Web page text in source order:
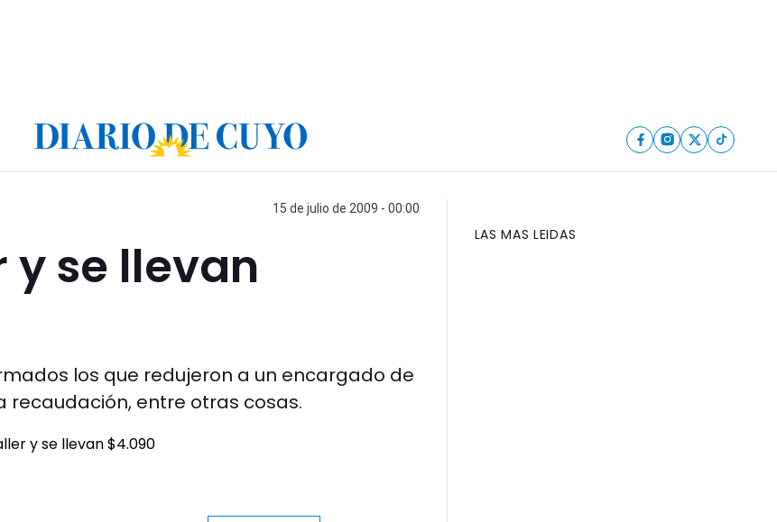
15 de julio de 2009 - 00:00
se llevan
los que redujeron a un encargado de
recaudación, entre otras cosas.
LAS MAS LEIDAS